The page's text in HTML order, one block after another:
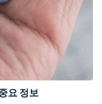
요 정보